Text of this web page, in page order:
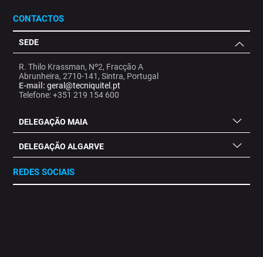
CONTACTOS
SEDE
R. Thilo Krassman, Nº2, Fracção A
Abrunheira, 2710-141, Sintra, Portugal
E-mail: geral@tecniquitel.pt
Telefone: +351 219 154 600
DELEGAÇÃO MAIA
DELEGAÇÃO ALGARVE
REDES SOCIAIS